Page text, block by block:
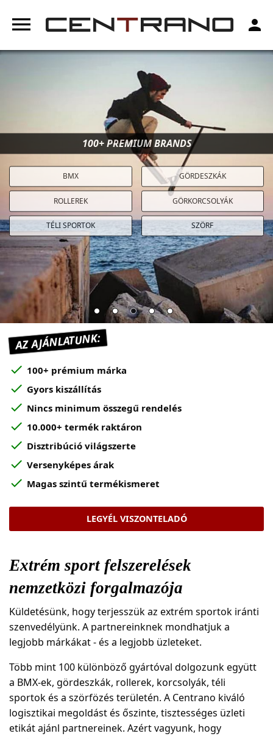
menu person
100+ PREMIUM BRANDS
BMX
ROLLEREK
TÉLI SPORTOK
GÖRDESZKÁK
GÖRKORCSOLYÁK
SZÖRF
AZ AJÁNLATUNK:
check 100+ prémium márka
check Gyors kiszállítás
check Nincs minimum összegű rendelés
check 10.000+ termék raktáron
check Disztribúció világszerte
check Versenyképes árak
check Magas szintű termékismeret
LEGYÉL VISZONTELADÓ
Extrém sport felszerelések
nemzetközi forgalmazója
Küldetésünk, hogy terjesszük az extrém sportok iránti
szenvedélyünk. A partnereinknek mondhatjuk a
legjobb márkákat - és a legjobb üzleteket.
Több mint 100 különböző gyártóval dolgozunk együtt
a BMX-ek, gördeszkák, rollerek, korcsolyák, téli
sportok és a szörfözés területén. A Centrano kiváló
logisztikai megoldást és őszinte, tisztességes üzleti
etikát ajánl partnereinek. Azért vagyunk, hogy